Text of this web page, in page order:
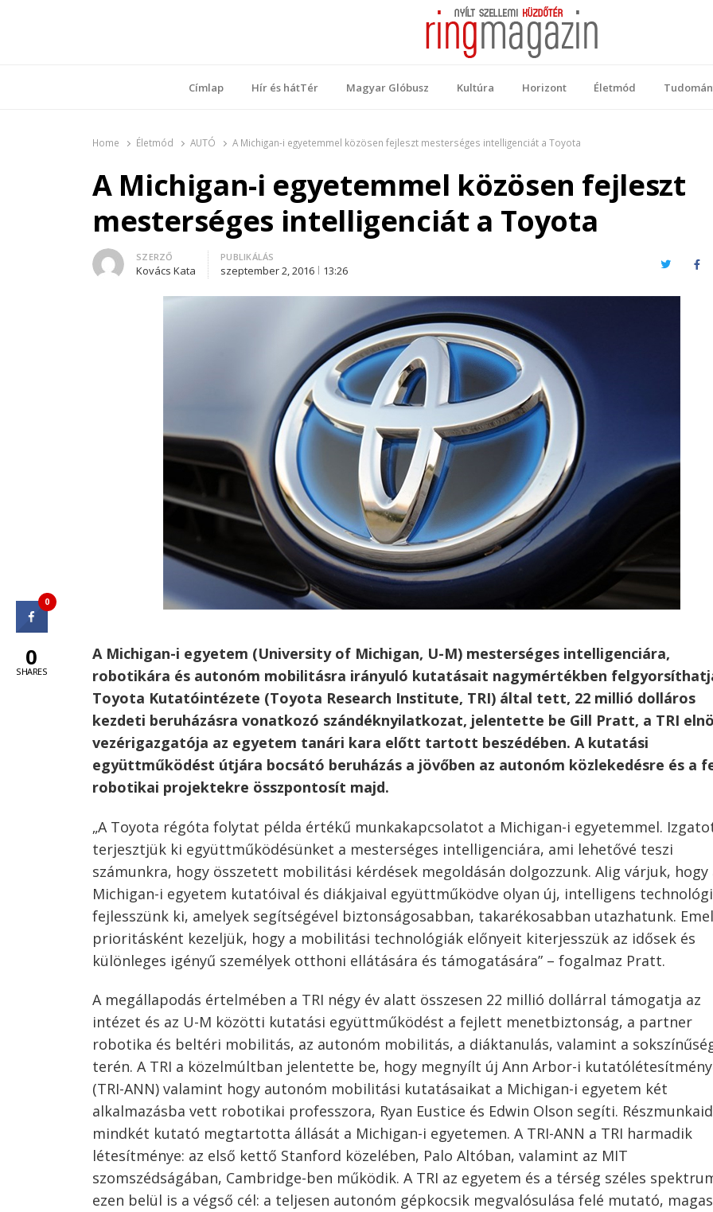
Címlap Hír és hátTér Magyar Glóbusz Kultúra Horizont Életmód
Home Életmód AUTÓ A Michigan-i egyetemmel közösen fejleszt mesterséges intelligenciát a Toyota
A Michigan-i egyetemmel közösen fejleszt
mesterséges intelligenciát a Toyota
Author
SZERZŐ
Kovács Kata
PUBLIKÁLÁS
szeptember 2, 2016 13:26 Twitter
A Michigan-i egyetem (University of Michigan, U-M) mesterséges intelligenciára,
robotikára és autonóm mobilitásra irányuló kutatásait nagymértékben
Toyota Kutatóintézete (Toyota Research Institute, TRI) által tett, 22 millió dolláros
kezdeti beruházásra vonatkozó szándéknyilatkozat, jelentette be Gill Pratt, a TRI
vezérigazgatója az egyetem tanári kara előtt tartott beszédében. A kutatási
együttműködést útjára bocsátó beruházás a jövőben az autonóm közlekedésre és a
robotikai projektekre összpontosít majd.
„A Toyota régóta folytat példa értékű munkakapcsolatot a Michigan-i egyetemmel.
terjesztjük ki együttműködésünket a mesterséges intelligenciára, ami lehetővé teszi
számunkra, hogy összetett mobilitási kérdések megoldásán dolgozzunk. Alig várjuk, hogy
Michigan-i egyetem kutatóival és diákjaival együttműködve olyan új, intelligens
fejlesszünk ki, amelyek segítségével biztonságosabban, takarékosabban utazhatunk.
prioritásként kezeljük, hogy a mobilitási technológiák előnyeit kiterjesszük az idősek és
különleges igényű személyek otthoni ellátására és támogatására” – fogalmaz Pratt.
A megállapodás értelmében a TRI négy év alatt összesen 22 millió dollárral támogatja az
intézet és az U-M közötti kutatási együttműködést a fejlett menetbiztonság, a partner
robotika és beltéri mobilitás, az autonóm mobilitás, a diáktanulás, valamint a
terén. A TRI a közelmúltban jelentette be, hogy megnyílt új Ann Arbor-i
(TRI-ANN) valamint hogy autonóm mobilitási kutatásaikat a Michigan-i egyetem két
alkalmazásba vett robotikai professzora, Ryan Eustice és Edwin Olson segíti.
mindkét kutató megtartotta állását a Michigan-i egyetemen. A TRI-ANN a TRI harmadik
létesítménye: az első kettő Stanford közelében, Palo Altóban, valamint az MIT
szomszédságában, Cambridge-ben működik. A TRI az egyetem és a térség széles
ezen belül is a végső cél: a teljesen autonóm gépkocsik megvalósulása felé mutató, magas
0
0
SHARES